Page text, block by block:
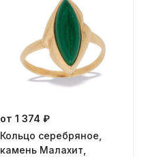
от 1 374 ₽
Кольцо серебряное,
камень Малахит,